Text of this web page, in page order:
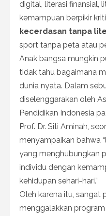
digital, literasi finansial,
kemampuan berpikir
kecerdasan tanpa
sport tanpa peta atau
Anak bangsa mungkin
tidak tahu bagaimana
dunia nyata. Dalam
diselenggarakan oleh
Pendidikan Indonesia
Prof. Dr. Siti Aminah,
menyampaikan bahwa
yang menghubungkan
individu dengan
kehidupan sehari-hari.”
Oleh karena itu, sangat
menggalakkan